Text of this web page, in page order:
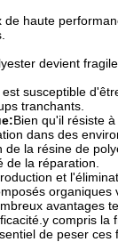
haute
devient
susceptible
tranchants.
Bien qu'il résiste
dans des
de la résine de
la réparation.
et
organiques
avantages
compris
de peser